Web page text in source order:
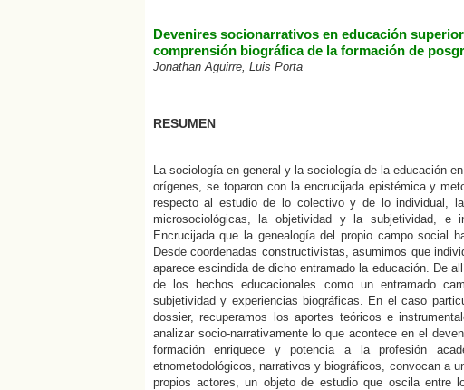
Devenires socionarrativos en educación
comprensión biográfica de la formación de
Jonathan Aguirre, Luis Porta
RESUMEN
La sociología en general y la sociología de la educación
orígenes, se toparon con la encrucijada epistémica y
respecto al estudio de lo colectivo y de lo individual,
microsociológicas, la objetividad y la subjetividad, e
Encrucijada que la genealogía del propio campo social
Desde coordenadas constructivistas, asumimos que
aparece escindida de dicho entramado la educación. De
de los hechos educacionales como un entramado
subjetividad y experiencias biográficas. En el caso
dossier, recuperamos los aportes teóricos e
analizar socio-narrativamente lo que acontece en el
formación enriquece y potencia a la profesión
etnometodológicos, narrativos y biográficos, convocan a
propios actores, un objeto de estudio que oscila entre